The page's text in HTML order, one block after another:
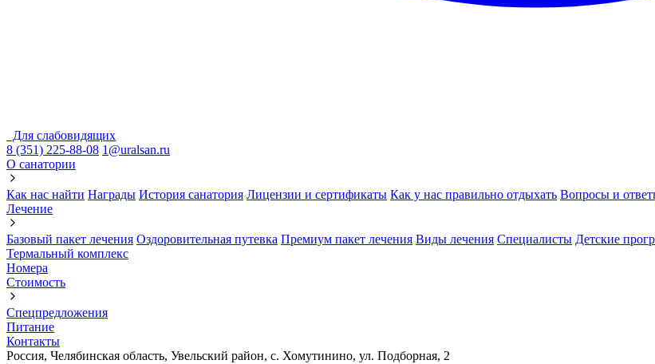
Для слабовидящих
8 (351) 225-88-08 1@uralsan.ru
О санатории
Как нас найти Награды История санатория Лицензии и сертификаты Как у нас правильно отдыхать Вопросы и
Лечение
Базовый пакет лечения Оздоровительная путевка Премиум пакет лечения Виды лечения Cпециалисты Детские
Термальный комплекс
Номера
Стоимость
Спецпредложения
Питание
Контакты
Россия, Челябинская область, Увельский район, с. Хомутинино, ул. Подборная, 2